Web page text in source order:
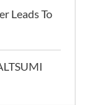
Leads To